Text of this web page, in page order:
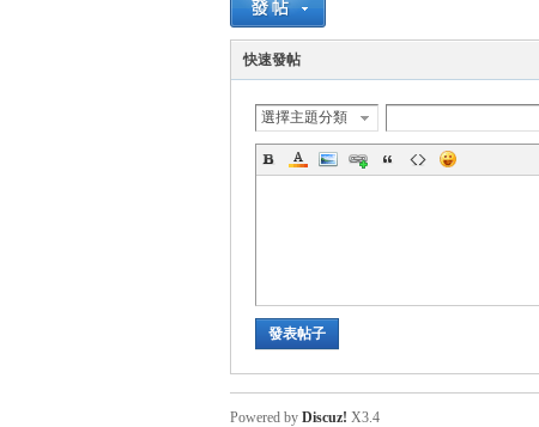
快速發帖
選擇主題分類
發表帖子
Powered by Discuz! X3.4